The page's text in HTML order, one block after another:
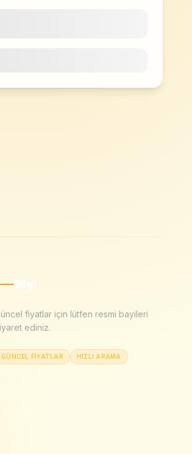
Bilgi
fiyatlar için lütfen resmi bayileri
ediniz.
GÜNCEL FIYATLAR HIZLI ARAMA